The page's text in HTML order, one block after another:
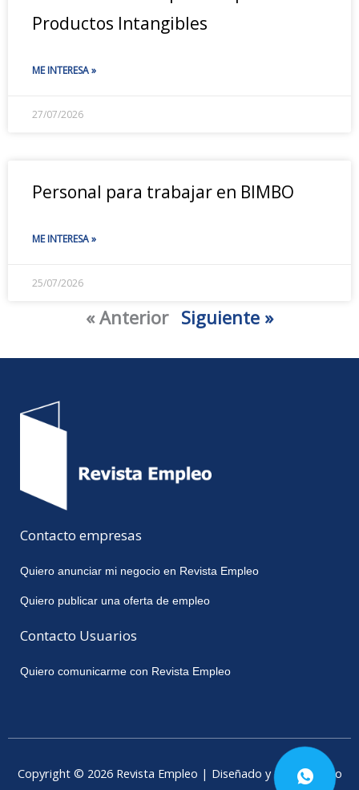
Productos Intangibles
ME INTERESA »
27/07/2026
Personal para trabajar en BIMBO
ME INTERESA »
25/07/2026
« Anterior Siguiente »
Contacto empresas
Quiero anunciar mi negocio en Revista Empleo
Quiero publicar una oferta de empleo
Contacto Usuarios
Quiero comunicarme con Revista Empleo
Copyright © 2026 Revista Empleo | Diseñado y desarrollado